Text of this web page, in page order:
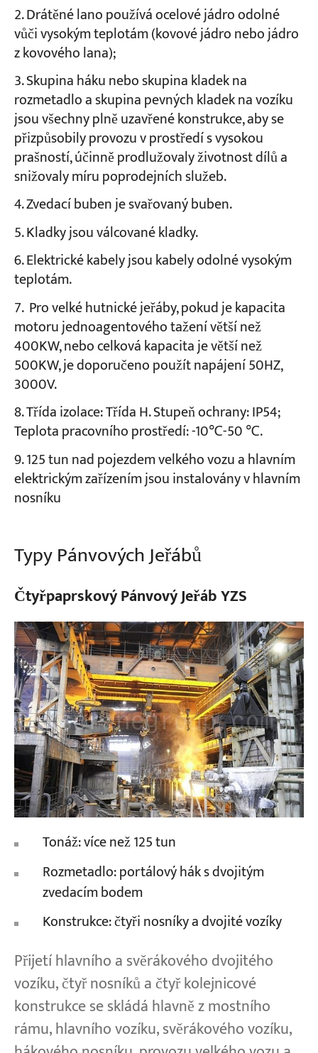
Drátěné lano používá ocelové jádro odolné
vůči vysokým teplotám (kovové jádro nebo jádro
z kovového lana);
Skupina háku nebo skupina kladek na
rozmetadlo a skupina pevných kladek na vozíku
jsou všechny plně uzavřené konstrukce, aby se
přizpůsobily provozu v prostředí s vysokou
prašností, účinně prodlužovaly životnost dílů a
snižovaly míru poprodejních služeb.
Zvedací buben je svařovaný buben.
Kladky jsou válcované kladky.
Elektrické kabely jsou kabely odolné vysokým
teplotám.
Pro velké hutnické jeřáby, pokud je kapacita
motoru jednoagentového tažení větší než
400KW, nebo celková kapacita je větší než
500KW, je doporučeno použít napájení 50HZ,
3000V.
Třída izolace: Třída H. Stupeň ochrany: IP54;
Teplota pracovního prostředí: -10℃-50 ℃.
125 tun nad pojezdem velkého vozu a hlavním
elektrickým zařízením jsou instalovány v hlavním
nosníku
Typy Pánvových Jeřábů
Čtyřpaprskový Pánvový Jeřáb YZS
Tonáž: více než 125 tun
Rozmetadlo: portálový hák s dvojitým
zvedacím bodem
Konstrukce: čtyři nosníky a dvojité vozíky
Přijetí hlavního a svěrákového dvojitého
vozíku, čtyř nosníků a čtyř kolejnicové
konstrukce se skládá hlavně z mostního
rámu, hlavního vozíku, svěrákového vozíku,